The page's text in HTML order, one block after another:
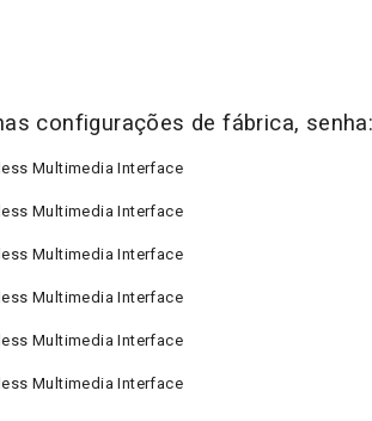
configurações de fábrica,